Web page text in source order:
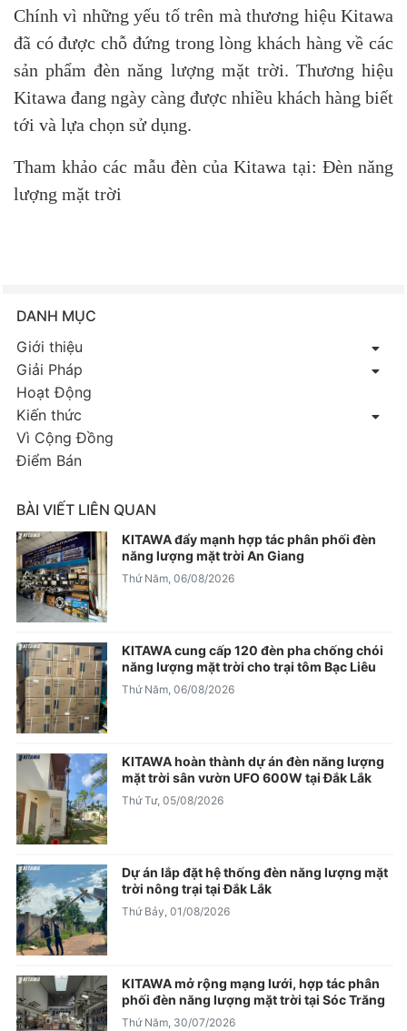
Chính vì những yếu tố trên mà thương hiệu Kitawa
đã có được chỗ đứng trong lòng khách hàng về các
sản phẩm đèn năng lượng mặt trời. Thương hiệu
Kitawa đang ngày càng được nhiều khách hàng biết
tới và lựa chọn sử dụng.
Tham khảo các mẫu đèn của Kitawa tại: Đèn năng
lượng mặt trời
DANH MỤC
Giới thiệu
Giải Pháp
Hoạt Động
Kiến thức
Vì Cộng Đồng
Điểm Bán
BÀI VIẾT LIÊN QUAN
KITAWA đẩy mạnh hợp tác phân phối đèn
năng lượng mặt trời An Giang
Thứ Năm, 06/08/2026
KITAWA cung cấp 120 đèn pha chống chói
năng lượng mặt trời cho trại tôm Bạc Liêu
Thứ Năm, 06/08/2026
KITAWA hoàn thành dự án đèn năng lượng
mặt trời sân vườn UFO 600W tại Đắk Lắk
Thứ Tư, 05/08/2026
Dự án lắp đặt hệ thống đèn năng lượng mặt
trời nông trại tại Đắk Lắk
Thứ Bảy, 01/08/2026
KITAWA mở rộng mạng lưới, hợp tác phân
phối đèn năng lượng mặt trời tại Sóc Trăng
Thứ Năm, 30/07/2026